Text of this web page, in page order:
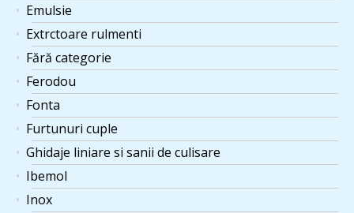
Emulsie
Extrctoare rulmenti
Fără categorie
Ferodou
Fonta
Furtunuri cuple
Ghidaje liniare si sanii de culisare
Ibemol
Inox